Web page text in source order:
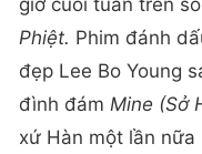
giờ cuối tuần trên
Phiệt. Phim đánh
đẹp Lee Bo Young
đình đám Mine (Sở
xứ Hàn một lần nữa